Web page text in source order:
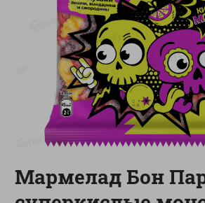
Показано 1-14 из 76
Показать 15-28 из
Специально для вас
Мармелад Бон